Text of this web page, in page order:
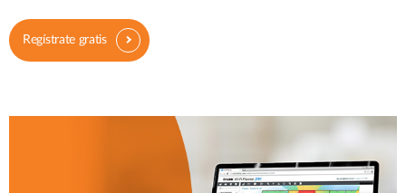
Regístrate gratis